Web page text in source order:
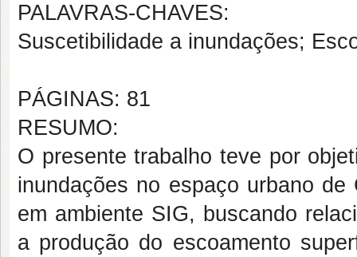
PALAVRAS-CHAVES:
Suscetibilidade a inundações;
PÁGINAS: 81
RESUMO:
O presente trabalho teve por
inundações no espaço urbano
em ambiente SIG, buscando
a produção do escoamento